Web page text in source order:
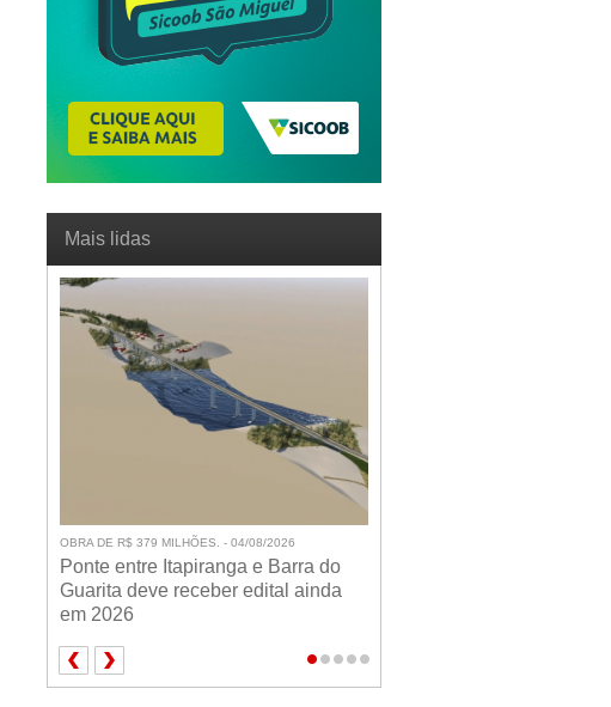
Mais lidas
OBRA DE R$ 379 MILHÕES. - 04/08/2026
Ponte entre Itapiranga e Barra do
Guarita deve receber edital ainda
em 2026